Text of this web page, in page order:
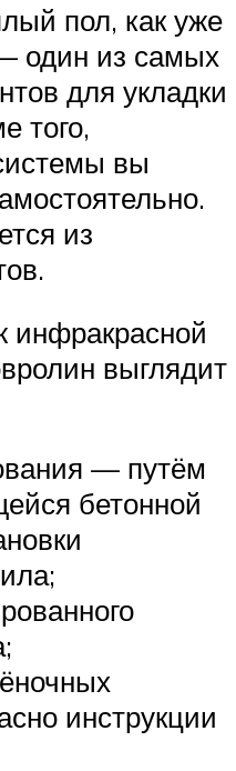
пол, как уже
один из самых
для укладки
того,
вы
из
выглядит
— путём
бетонной
инструкции